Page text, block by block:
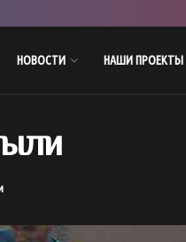
НОВОСТИ НАШИ ПРОЕКТЫ